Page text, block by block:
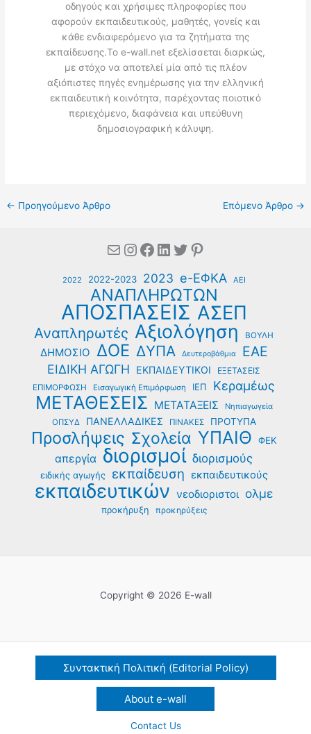
οδηγούς και χρήσιμες πληροφορίες που
αφορούν εκπαιδευτικούς, μαθητές, γονείς και
κάθε ενδιαφερόμενο για τα ζητήματα της
εκπαίδευσης.Το e-wall.net εξελίσσεται διαρκώς,
με στόχο να αποτελεί μία από τις πλέον
αξιόπιστες πηγές ενημέρωσης για την ελληνική
εκπαιδευτική κοινότητα, παρέχοντας ποιοτικό
περιεχόμενο, διαφάνεια και υπεύθυνη
δημοσιογραφική κάλυψη.
← Προηγούμενο Άρθρο Επόμενο Άρθρο →
MailInstagram
Facebook
Linkedin
Twitter
Pinterest
2022 2022-2023 2023 e-ΕΦΚΑ ΑΕΙ
ΑΝΑΠΛΗΡΩΤΩΝ
ΑΠΟΣΠΑΣΕΙΣ ΑΣΕΠ
Αναπληρωτές Αξιολόγηση ΒΟΥΛΗ
ΔΗΜΟΣΙΟ ΔΟΕ ΔΥΠΑ Δευτεροβάθμια ΕΑΕ
ΕΙΔΙΚΗ ΑΓΩΓΗ ΕΚΠΑΙΔΕΥΤΙΚΟΙ ΕΞΕΤΑΣΕΙΣ
ΕΠΙΜΟΡΦΩΣΗ Εισαγωγική Επιμόρφωση ΙΕΠ Κεραμέως
ΜΕΤΑΘΕΣΕΙΣ ΜΕΤΑΤΑΞΕΙΣ
Νηπιαγωγεία
ΟΠΣΥΔ
ΠΑΝΕΛΛΑΔΙΚΕΣ ΠΙΝΑΚΕΣ ΠΡΟΤΥΠΑ
Προσλήψεις Σχολεία ΥΠΑΙΘ ΦΕΚ
απεργία διορισμοί διορισμούς
ειδικής αγωγής εκπαίδευση εκπαιδευτικούς
εκπαιδευτικών νεοδιοριστοι ολμε
προκήρυξη προκηρύξεις
Copyright © 2026 E-wall
Συντακτική Πολιτική (Editorial Policy)
About e-wall
Contact Us